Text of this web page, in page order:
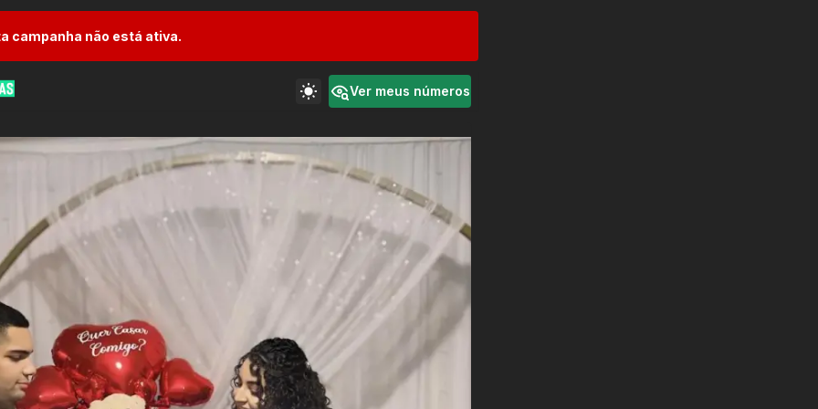
campanha não está ativa.
Ver meus números